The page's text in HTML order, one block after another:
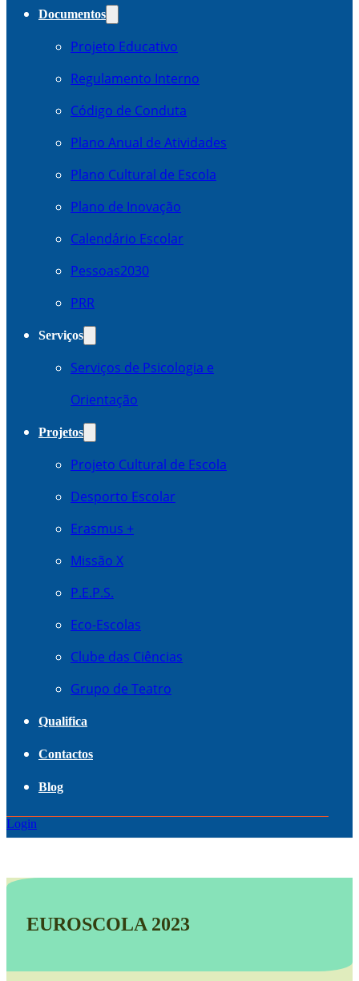
Documentos
Projeto Educativo
Regulamento Interno
Código de Conduta
Plano Anual de Atividades
Plano Cultural de Escola
Plano de Inovação
Calendário Escolar
Pessoas2030
PRR
Serviços
Serviços de Psicologia e
Orientação
Projetos
Projeto Cultural de Escola
Desporto Escolar
Erasmus +
Missão X
P.E.P.S.
Eco-Escolas
Clube das Ciências
Grupo de Teatro
Qualifica
Contactos
Blog
Login
EUROSCOLA 2023